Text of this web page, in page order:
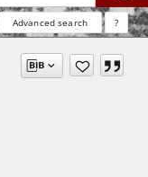
Advanced search ?